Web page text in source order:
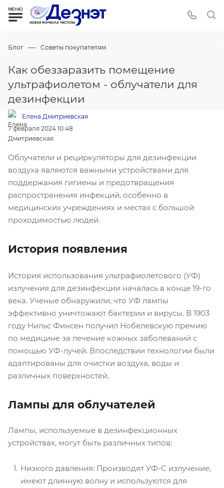
Блог — Советы покупателям
Как обеззаразить помещение
ультрафиолетом - облучатели для
дезинфекции
Елена Дмитриевская
7 февраля 2024 10:48
Облучатели и рециркуляторы для дезинфекции
воздуха являются важными устройствами для
поддержания гигиены и предотвращения
распространения инфекций, особенно в
медицинских учреждениях и местах с большой
проходимостью людей.
История появления
История использования ультрафиолетового (УФ)
излучения для дезинфекции началась в конце 19-го
века. Ученые обнаружили, что УФ лампы
эффективно уничтожают бактерии и вирусы. В 1903
году Нильс Финсен получил Нобелевскую премию
по медицине за лечение кожных заболеваний с
помощью УФ-лучей. Впоследствии технологии были
адаптированы для очистки воздуха, воды и
различных поверхностей.
Лампы для облучателей
Лампы, используемые в дезинфекционных
устройствах, могут быть различных типов:
Низкого давления: Производят УФ-С излучение,
имеют длинную волну и используются для